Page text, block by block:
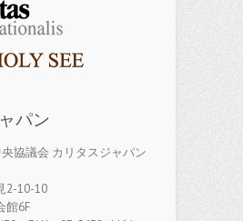
パン
協議会 カリタスジャパン
2-10-10
館6F